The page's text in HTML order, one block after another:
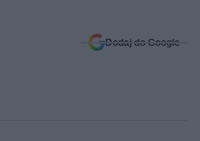
Dodaj do Google